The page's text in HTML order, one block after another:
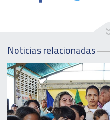
Noticias relacionadas